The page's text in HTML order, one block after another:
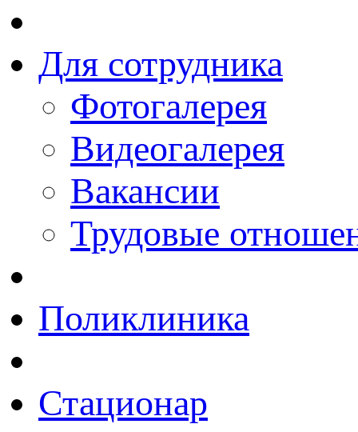
Для сотрудника
Фотогалерея
Видеогалерея
Вакансии
Трудовые
Поликлиника
Стационар